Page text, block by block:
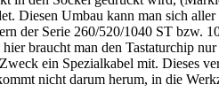
Diesen Umbau kann man sich
der Serie 260/520/1040 ST
braucht man den Tastaturchip
ein Spezialkabel mit.
nicht darum herum, in die